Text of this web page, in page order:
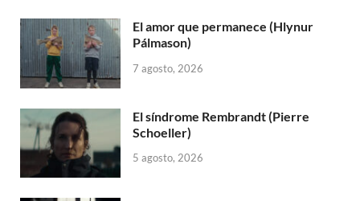
El amor que permanece (Hlynur
Pálmason)
7 agosto, 2026
El síndrome Rembrandt (Pierre
Schoeller)
5 agosto, 2026